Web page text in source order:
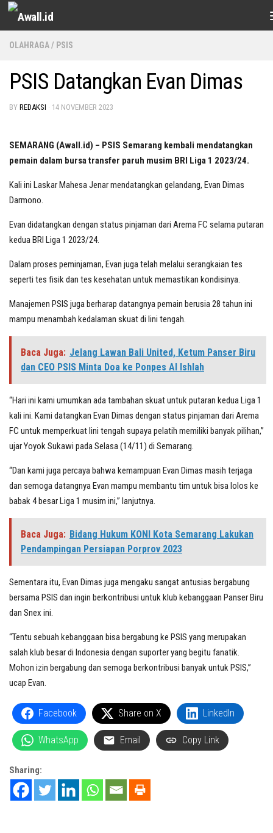
Skip to content
OLAHRAGA/ PSIS
PSIS Datangkan Evan Dimas
BY REDAKSI · 14 NOVEMBER 2023
SEMARANG (Awall.id) – PSIS Semarang kembali mendatangkan
pemain dalam bursa transfer paruh musim BRI Liga 1 2023/24.
Kali ini Laskar Mahesa Jenar mendatangkan gelandang, Evan Dimas
Darmono.
Evan didatangkan dengan status pinjaman dari Arema FC selama putaran
kedua BRI Liga 1 2023/24.
Dalam proses peminjaman, Evan juga telah melalui serangkaian tes
seperti tes fisik dan tes kesehatan untuk memastikan kondisinya.
Manajemen PSIS juga berharap datangnya pemain berusia 28 tahun ini
mampu menambah kedalaman skuat di lini tengah.
Baca Juga: Jelang Lawan Bali United, Ketum Panser Biru
dan CEO PSIS Minta Doa ke Ponpes Al Ishlah
“Hari ini kami umumkan ada tambahan skuat untuk putaran kedua Liga 1
kali ini. Kami datangkan Evan Dimas dengan status pinjaman dari Arema
FC untuk memperkuat lini tengah supaya pelatih memiliki banyak pilihan,”
ujar Yoyok Sukawi pada Selasa (14/11) di Semarang.
“Dan kami juga percaya bahwa kemampuan Evan Dimas masih terjaga
dan semoga datangnya Evan mampu membantu tim untuk bisa lolos ke
babak 4 besar Liga 1 musim ini,” lanjutnya.
Baca Juga: Bidang Hukum KONI Kota Semarang Lakukan
Pendampingan Persiapan Porprov 2023
Sementara itu, Evan Dimas juga mengaku sangat antusias bergabung
bersama PSIS dan ingin berkontribusi untuk klub kebanggaan Panser Biru
dan Snex ini.
“Tentu sebuah kebanggaan bisa bergabung ke PSIS yang merupakan
salah klub besar di Indonesia dengan suporter yang begitu fanatik.
Mohon izin bergabung dan semoga berkontribusi banyak untuk PSIS,”
ucap Evan.
Facebook Share on X LinkedIn
WhatsApp Email Copy Link
Sharing: